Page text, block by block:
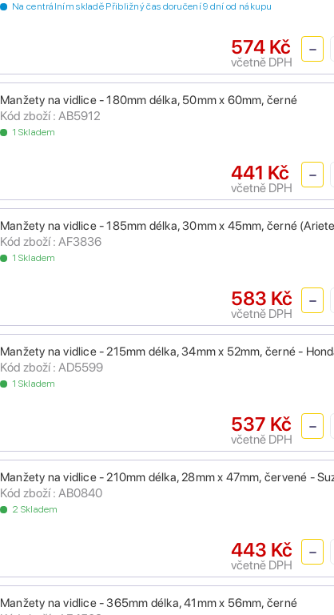
Na centrálním skladě Přibližný čas doručení 9 dní od nákupu
574 Kč
včetně DPH
Manžety na vidlice - 180mm délka, 50mm x 60mm, černé
Kód zboží : AB5912
1 Skladem
441 Kč
včetně DPH
Manžety na vidlice - 185mm délka, 30mm x 45mm, černé
Kód zboží : AF3836
1 Skladem
583 Kč
včetně DPH
Manžety na vidlice - 215mm délka, 34mm x 52mm, černé -
Kód zboží : AD5599
1 Skladem
537 Kč
včetně DPH
Manžety na vidlice - 210mm délka, 28mm x 47mm, červené -
Kód zboží : AB0840
2 Skladem
443 Kč
včetně DPH
Manžety na vidlice - 365mm délka, 41mm x 56mm, černé